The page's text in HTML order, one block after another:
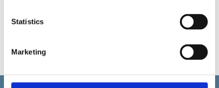
Statistics
Marketing